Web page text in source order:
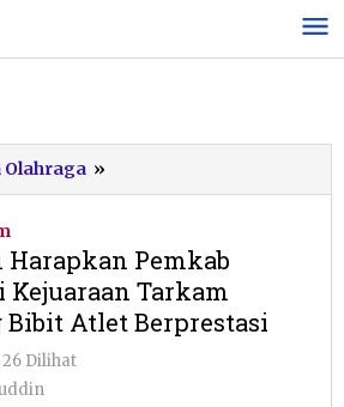
Olahraga »
Pacitan
Tindaklanjuti
Kejuaraan
Tarkam
Harapkan Pemkab
Tarkam
Atlet Berprestasi
26 Dilihat